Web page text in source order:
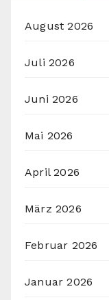
August 2026
Juli 2026
Juni 2026
Mai 2026
April 2026
März 2026
Februar 2026
Januar 2026